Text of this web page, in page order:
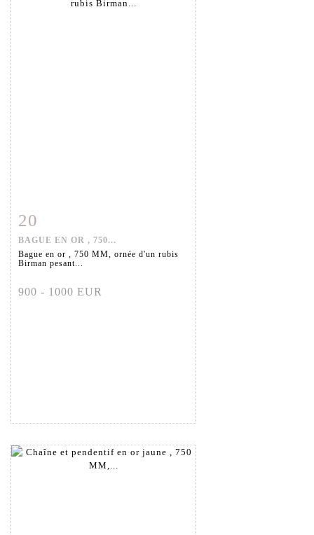
Fiche détaillée
20
BAGUE EN OR , 750...
Bague en or , 750 MM, ornée d'un rubis
Birman pesant...
900 - 1000 EUR